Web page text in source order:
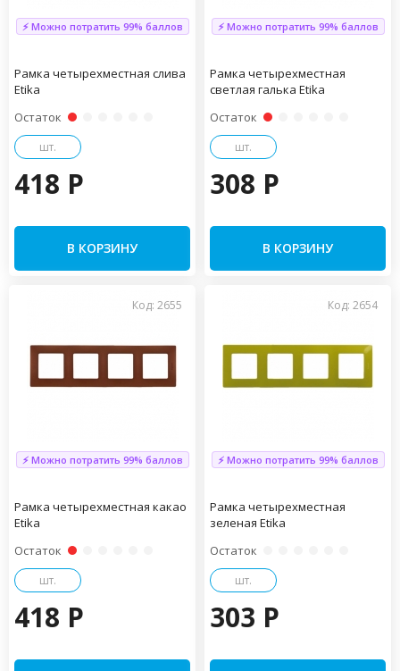
⚡ Можно потратить 99% баллов
Рамка четырехместная слива
Etika
Остаток
шт.
418 P
В КОРЗИНУ
⚡ Можно потратить 99% баллов
Рамка четырехместная
светлая галька Etika
Остаток
шт.
308 P
В КОРЗИНУ
Код: 2655
⚡ Можно потратить 99% баллов
Рамка четырехместная какао
Etika
Остаток
шт.
418 P
Код: 2654
⚡ Можно потратить 99% баллов
Рамка четырехместная
зеленая Etika
Остаток
шт.
303 P